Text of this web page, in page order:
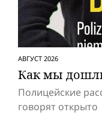
АВГУСТ 2026
Как мы
Полицейские
говорят открыто